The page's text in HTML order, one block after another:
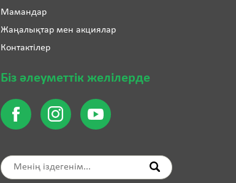
Мамандар
Жаңалықтар мен акциялар
Контактілер
Біз әлеуметтік желілерде